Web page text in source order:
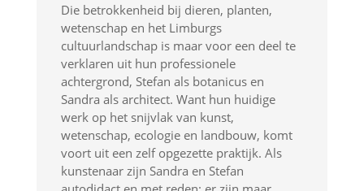
Die betrokkenheid bij dieren, planten,
wetenschap en het Limburgs
cultuurlandschap is maar voor een deel te
verklaren uit hun professionele
achtergrond, Stefan als botanicus en
Sandra als architect. Want hun huidige
werk op het snijvlak van kunst,
wetenschap, ecologie en landbouw, komt
voort uit een zelf opgezette praktijk. Als
kunstenaar zijn Sandra en Stefan